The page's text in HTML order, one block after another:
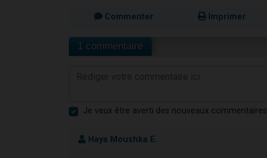
Commenter Imprimer
1 commentaire
Je veux être averti des nouveaux commentaires
Haya Moushka E.